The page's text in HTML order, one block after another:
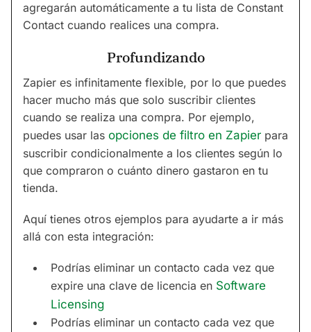
agregarán automáticamente a tu lista de Constant
Contact cuando realices una compra.
Profundizando
Zapier es infinitamente flexible, por lo que puedes
hacer mucho más que solo suscribir clientes
cuando se realiza una compra. Por ejemplo,
puedes usar las opciones de filtro en Zapier para
suscribir condicionalmente a los clientes según lo
que compraron o cuánto dinero gastaron en tu
tienda.
Aquí tienes otros ejemplos para ayudarte a ir más
allá con esta integración:
Podrías eliminar un contacto cada vez que
expire una clave de licencia en Software
Licensing
Podrías eliminar un contacto cada vez que